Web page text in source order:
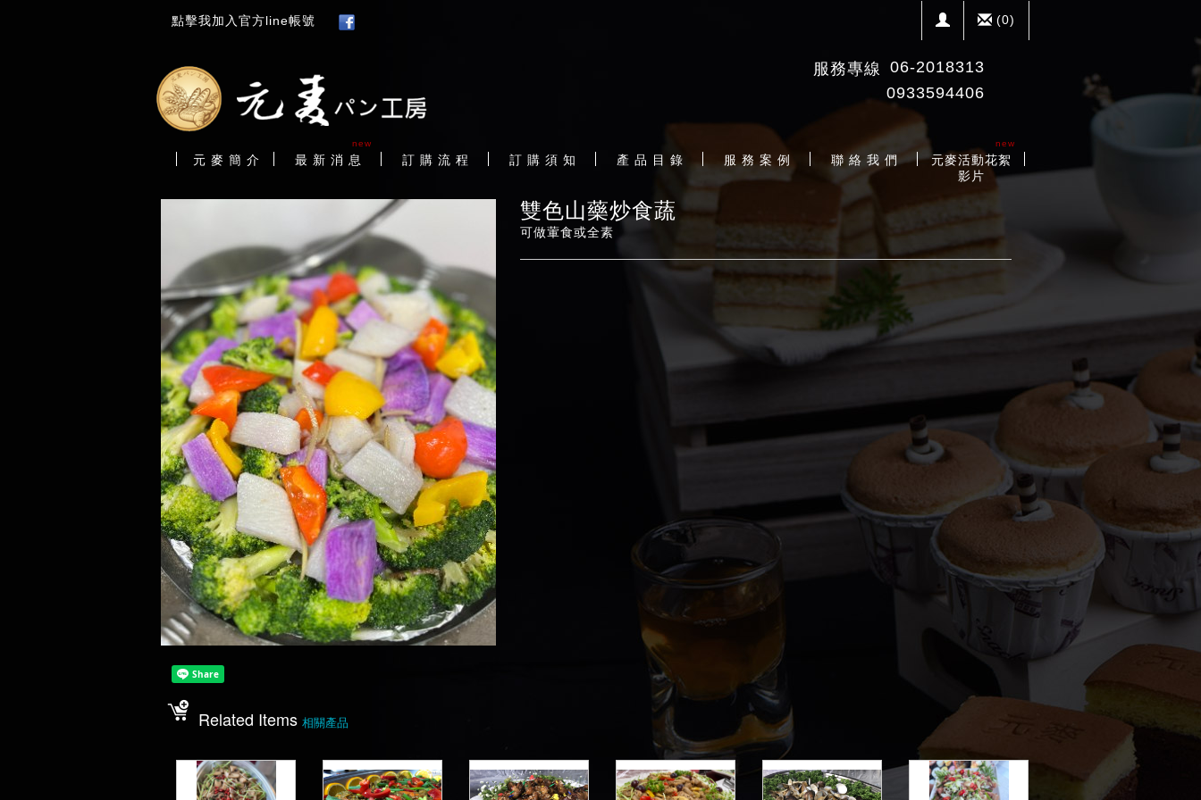
點擊我加入官方line帳號 (0)
服務專線 06-2018313
0933594406
元 麥 簡 介
new
最 新 消 息 訂 購 流 程 訂 購 須 知 產 品 目 錄 服 務 案 例 聯 絡 我 們
new
元麥活動花絮
影片
雙色山藥炒食蔬
可做葷食或全素
Related Items 相關產品